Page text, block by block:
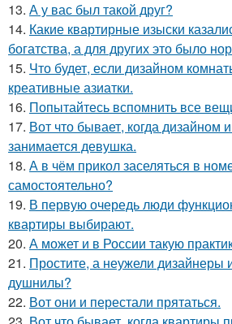
13. А у вас был такой друг?
14. Какие квартирные изыски
богатства, а для других это было
15. Что будет, если дизайном
креативные азиатки.
16. Попытайтесь вспомнить все
17. Вот что бывает, когда дизайном
занимается девушка.
18. А в чём прикол заселяться в
самостоятельно?
19. В первую очередь люди
квартиры выбирают.
20. А может и в России такую
21. Простите, а неужели дизайнеры
душнилы?
22. Вот они и перестали прятаться.